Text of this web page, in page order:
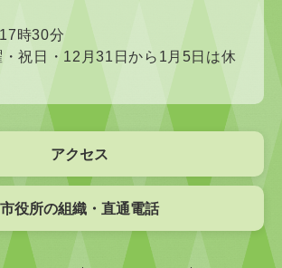
時30分
祝日・12月31日から1月5日は休
アクセス
市役所の組織・直通電話